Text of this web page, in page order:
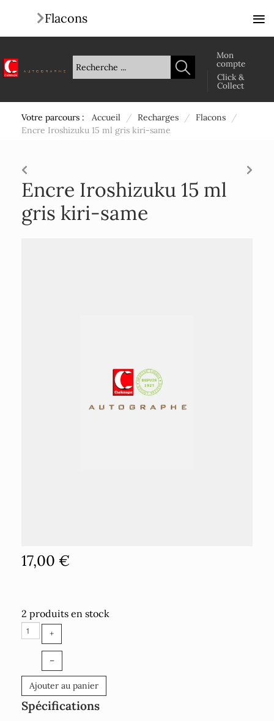
Mon
compte
Click &
Collect
Votre parcours : Accueil / Recharges / Flacons
/
Encre Iroshizuku 15 ml gris kiri-same
Encre Iroshizuku 15 ml
gris kiri-same
17,00 €
2 produits en stock
+
–
Ajouter au panier
Spécifications
Flacons ≡